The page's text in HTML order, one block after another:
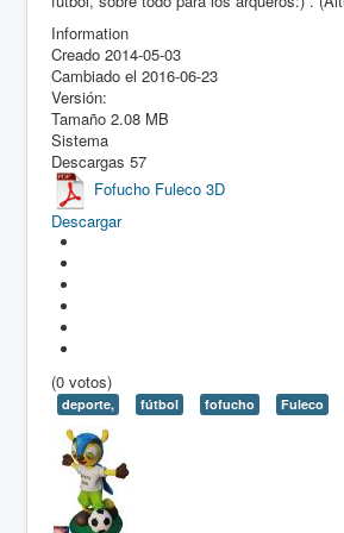
Information
Creado 2014-05-03
Cambiado el 2016-06-23
Versión:
Tamaño 2.08 MB
Sistema
Descargas 57
Fofucho Fuleco 3D
Descargar
(0 votos)
deporte, fútbol fofucho Fuleco